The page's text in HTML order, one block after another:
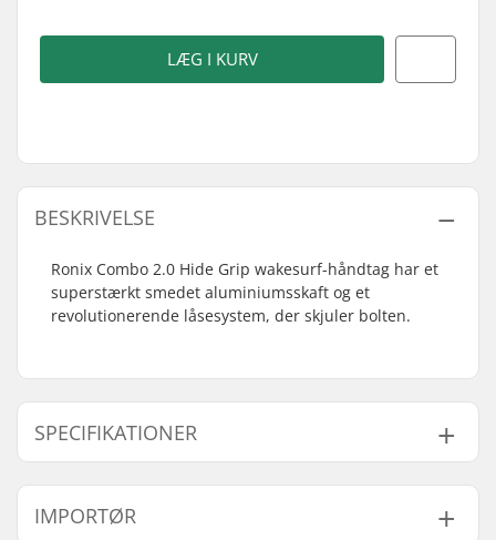
LÆG I KURV
BESKRIVELSE
Ronix Combo 2.0 Hide Grip wakesurf-håndtag har et
superstærkt smedet aluminiumsskaft og et
revolutionerende låsesystem, der skjuler bolten.
SPECIFIKATIONER
Længde: 65' (1981cm)
IMPORTØR